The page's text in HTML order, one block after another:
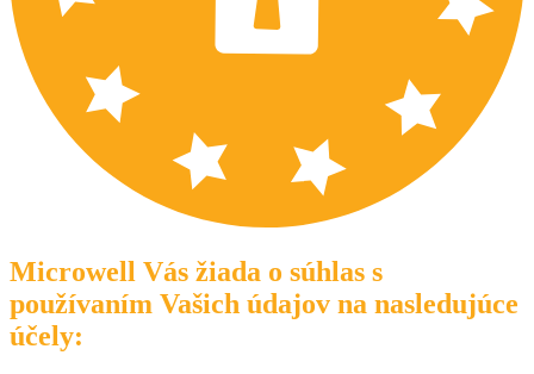
Microwell Vás žiada o súhlas s
používaním Vašich údajov na nasledujúce
účely: